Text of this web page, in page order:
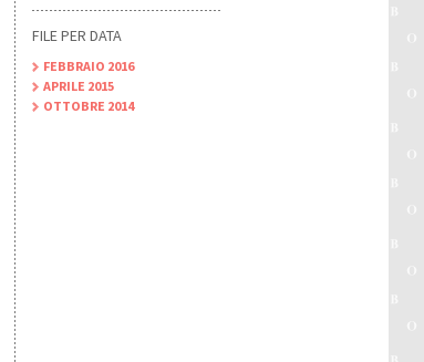
FILE PER DATA
FEBBRAIO 2016
APRILE 2015
OTTOBRE 2014